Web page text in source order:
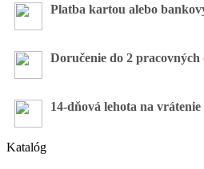
Platba kartou alebo
Doručenie do 2 pracovných
14-dňová lehota na
Katalóg